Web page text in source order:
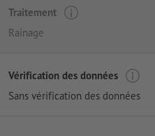
Traitement
Rainage
Vérification des données
Sans vérification des données